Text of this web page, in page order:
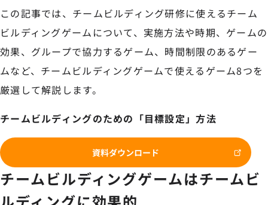
この記事では、チームビルディング研修に使えるチーム
ビルディングゲームについて、実施方法や時期、ゲームの
効果、グループで協力するゲーム、時間制限のあるゲー
ムなど、チームビルディングゲームで使えるゲーム8つを
厳選して解説します。
チームビルディングのための「目標設定」方法
資料ダウンロード
チームビルディングゲームはチームビ